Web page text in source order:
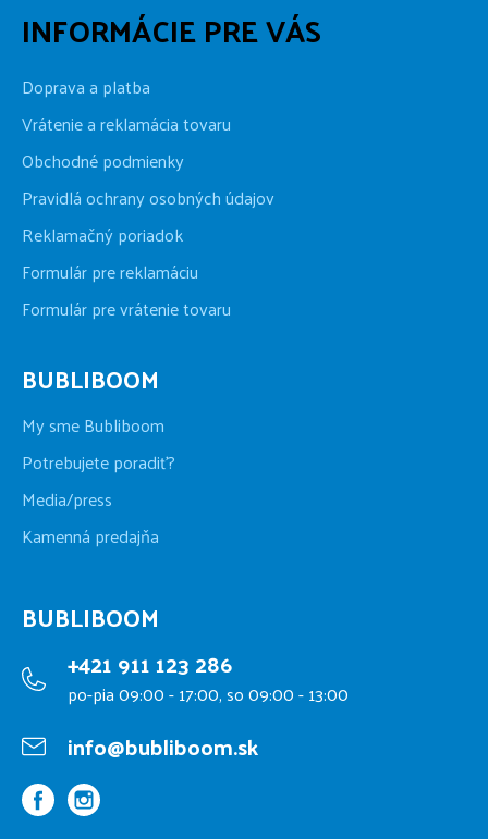
INFORMÁCIE PRE VÁS
Doprava a platba
Vrátenie a reklamácia tovaru
Obchodné podmienky
Pravidlá ochrany osobných údajov
Reklamačný poriadok
Formulár pre reklamáciu
Formulár pre vrátenie tovaru
BUBLIBOOM
My sme Bubliboom
Potrebujete poradiť?
Media/press
Kamenná predajňa
BUBLIBOOM
+421 911 123 286
po-pia 09:00 - 17:00, so 09:00 - 13:00
info@bubliboom.sk